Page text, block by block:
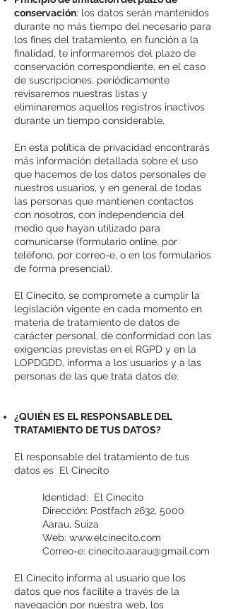
conservación: los datos serán mantenidos
durante no más tiempo del necesario para
los fines del tratamiento, en función a la
finalidad, te informaremos del plazo de
conservación correspondiente, en el caso
de suscripciones, periódicamente
revisaremos nuestras listas y
eliminaremos aquellos registros inactivos
durante un tiempo considerable.
En esta política de privacidad encontrarás
más información detallada sobre el uso
que hacemos de los datos personales de
nuestros usuarios, y en general de todas
las personas que mantienen contactos
con nosotros, con independencia del
medio que hayan utilizado para
comunicarse (formulario online, por
teléfono, por correo-e, o en los formularios
de forma presencial).
El Cinecito, se compromete a cumplir la
legislación vigente en cada momento en
materia de tratamiento de datos de
carácter personal, de conformidad con las
exigencias previstas en el RGPD y en la
LOPDGDD, informa a los usuarios y a las
personas de las que trata datos de:
¿QUIÉN ES EL RESPONSABLE DEL
TRATAMIENTO DE TUS DATOS?
El responsable del tratamiento de tus
datos es El Cinecito
Identidad: El Cinecito
Dirección: Postfach 2632, 5000
Aarau, Suiza
Web: www.elcinecito.com
Correo-e: cinecito.aarau@gmail.com
El Cinecito informa al usuario que los
datos que nos facilite a través de la
navegación por nuestra web, los